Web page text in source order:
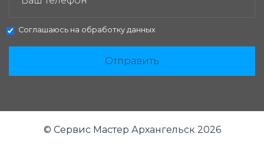
Соглашаюсь на обработку данных
Отправить
© Сервис Мастер Архангельск 2026